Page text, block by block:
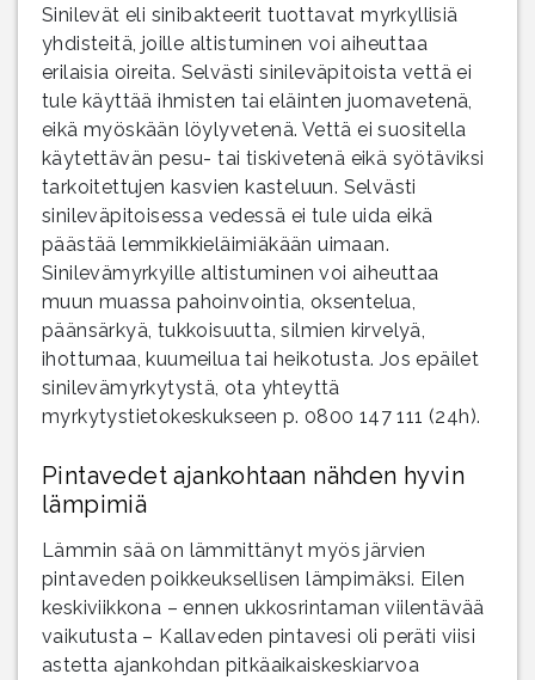
Sinilevät eli sinibakteerit tuottavat myrkyllisiä
yhdisteitä, joille altistuminen voi aiheuttaa
erilaisia oireita. Selvästi sinileväpitoista vettä ei
tule käyttää ihmisten tai eläinten juomavetenä,
eikä myöskään löylyvetenä. Vettä ei suositella
käytettävän pesu- tai tiskivetenä eikä syötäviksi
tarkoitettujen kasvien kasteluun. Selvästi
sinileväpitoisessa vedessä ei tule uida eikä
päästää lemmikkieläimiäkään uimaan.
Sinilevämyrkyille altistuminen voi aiheuttaa
muun muassa pahoinvointia, oksentelua,
päänsärkyä, tukkoisuutta, silmien kirvelyä,
ihottumaa, kuumeilua tai heikotusta. Jos epäilet
sinilevämyrkytystä, ota yhteyttä
myrkytystietokeskukseen p. 0800 147 111 (24h).
Pintavedet ajankohtaan nähden hyvin
lämpimiä
Lämmin sää on lämmittänyt myös järvien
pintaveden poikkeuksellisen lämpimäksi. Eilen
keskiviikkona – ennen ukkosrintaman viilentävää
vaikutusta – Kallaveden pintavesi oli peräti viisi
astetta ajankohdan pitkäaikaiskeskiarvoa